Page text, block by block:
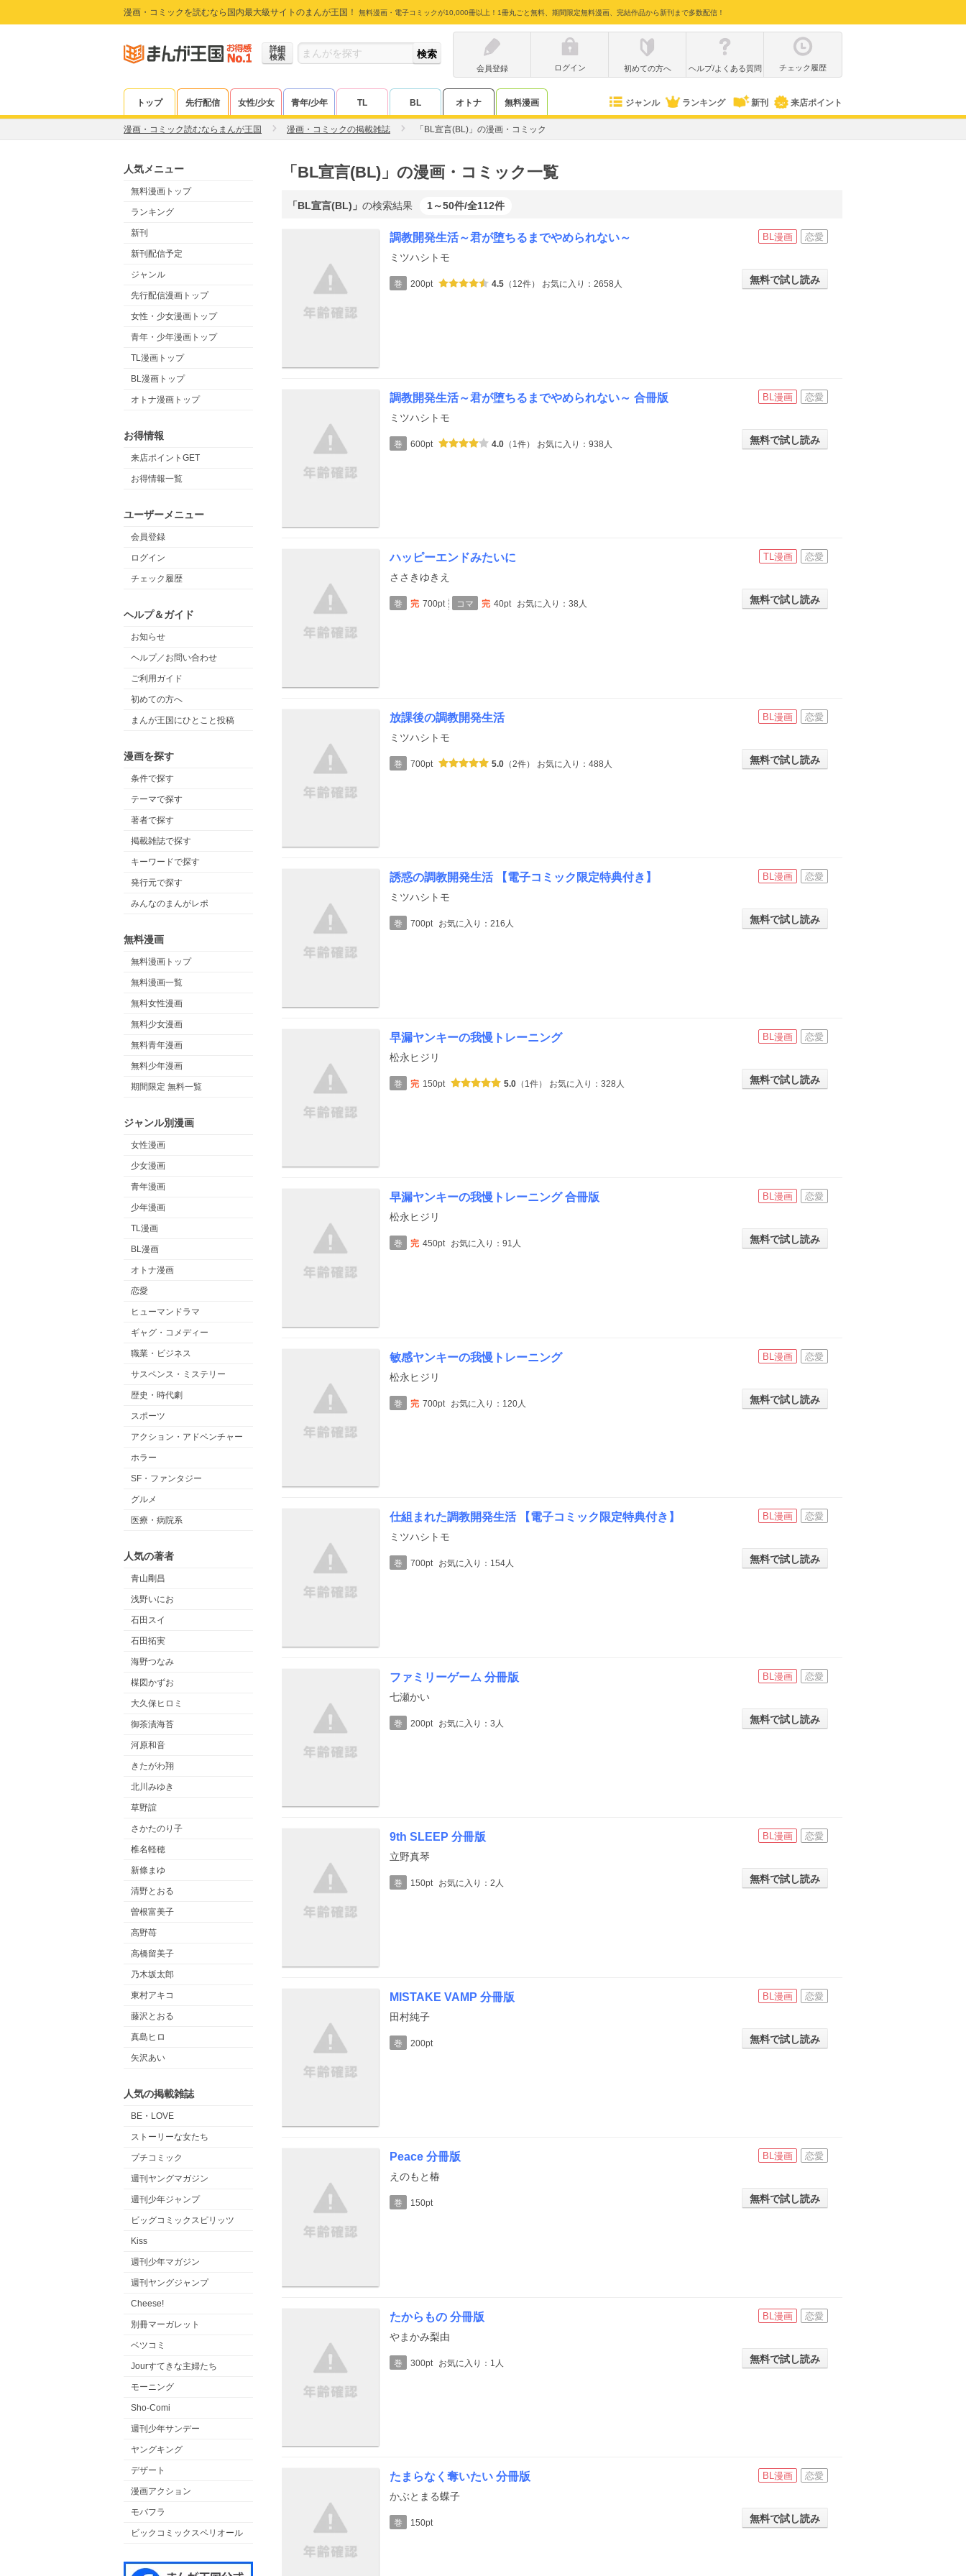
漫画・コミックを読むなら国内最大級サイトのまんが王国！ 無料漫画・電子コミックが10,000冊以上！1冊丸ごと無料、期間限定無料漫画、完結作品から新刊まで多数配信！
詳細
検索
会員登録
ログイン 初めての方へ ヘルプ/よくある質問 チェック履歴
トップ 先行配信 女性/少女 青年/少年 TL BL オトナ 無料漫画 ジャンル ランキング 新刊 来店ポイント
漫画・コミック読むならまんが王国 漫画・コミックの掲載雑誌 「BL宣言(BL)」の漫画・コミック
人気メニュー
無料漫画トップ
ランキング
新刊
新刊配信予定
ジャンル
先行配信漫画トップ
女性・少女漫画トップ
青年・少年漫画トップ
TL漫画トップ
BL漫画トップ
オトナ漫画トップ
お得情報
来店ポイントGET
お得情報一覧
ユーザーメニュー
会員登録
ログイン
チェック履歴
ヘルプ＆ガイド
お知らせ
ヘルプ／お問い合わせ
ご利用ガイド
初めての方へ
まんが王国にひとこと投稿
漫画を探す
条件で探す
テーマで探す
著者で探す
掲載雑誌で探す
キーワードで探す
発行元で探す
みんなのまんがレポ
無料漫画
無料漫画トップ
無料漫画一覧
無料女性漫画
無料少女漫画
無料青年漫画
無料少年漫画
期間限定 無料一覧
ジャンル別漫画
女性漫画
少女漫画
青年漫画
少年漫画
TL漫画
BL漫画
オトナ漫画
恋愛
ヒューマンドラマ
ギャグ・コメディー
職業・ビジネス
サスペンス・ミステリー
歴史・時代劇
スポーツ
アクション・アドベンチャー
ホラー
SF・ファンタジー
グルメ
医療・病院系
人気の著者
青山剛昌
浅野いにお
石田スイ
石田拓実
海野つなみ
楳図かずお
大久保ヒロミ
御茶漬海苔
河原和音
きたがわ翔
北川みゆき
草野誼
さかたのり子
椎名軽穂
新條まゆ
清野とおる
曽根富美子
高野苺
高橋留美子
乃木坂太郎
東村アキコ
藤沢とおる
真島ヒロ
矢沢あい
人気の掲載雑誌
BE・LOVE
ストーリーな女たち
プチコミック
週刊ヤングマガジン
週刊少年ジャンプ
ビッグコミックスピリッツ
Kiss
週刊少年マガジン
週刊ヤングジャンプ
Cheese!
別冊マーガレット
ベツコミ
Jourすてきな主婦たち
モーニング
Sho-Comi
週刊少年サンデー
ヤングキング
デザート
漫画アクション
モバフラ
ビックコミックスペリオール
「BL宣言(BL)」の漫画・コミック一覧
「BL宣言(BL)」 の検索結果 1～50件/全112件
BL漫画 恋愛
調教開発生活～君が堕ちるまでやめられない～
ミツハシトモ
無料で試し読み
巻 200pt 4.5 （12件） お気に入り：2658人
BL漫画 恋愛
調教開発生活～君が堕ちるまでやめられない～ 合冊版
ミツハシトモ
無料で試し読み
巻 600pt 4.0 （1件） お気に入り：938人
TL漫画 恋愛
ハッピーエンドみたいに
ささきゆきえ
無料で試し読み
巻 完 700pt コマ 完 40pt お気に入り：38人
BL漫画 恋愛
放課後の調教開発生活
ミツハシトモ
無料で試し読み
巻 700pt 5.0 （2件） お気に入り：488人
BL漫画 恋愛
誘惑の調教開発生活 【電子コミック限定特典付き】
ミツハシトモ
無料で試し読み
巻 700pt お気に入り：216人
BL漫画 恋愛
早漏ヤンキーの我慢トレーニング
松永ヒジリ
無料で試し読み
巻 完 150pt 5.0 （1件） お気に入り：328人
BL漫画 恋愛
早漏ヤンキーの我慢トレーニング 合冊版
松永ヒジリ
無料で試し読み
巻 完 450pt お気に入り：91人
BL漫画 恋愛
敏感ヤンキーの我慢トレーニング
松永ヒジリ
無料で試し読み
巻 完 700pt お気に入り：120人
BL漫画 恋愛
仕組まれた調教開発生活 【電子コミック限定特典付き】
ミツハシトモ
無料で試し読み
巻 700pt お気に入り：154人
BL漫画 恋愛
ファミリーゲーム 分冊版
七瀬かい
無料で試し読み
巻 200pt お気に入り：3人
BL漫画 恋愛
9th SLEEP 分冊版
立野真琴
無料で試し読み
巻 150pt お気に入り：2人
BL漫画 恋愛
MISTAKE VAMP 分冊版
田村純子
無料で試し読み
巻 200pt
BL漫画 恋愛
Peace 分冊版
えのもと椿
無料で試し読み
巻 150pt
BL漫画 恋愛
たからもの 分冊版
やまかみ梨由
無料で試し読み
巻 300pt お気に入り：1人
BL漫画 恋愛
たまらなく奪いたい 分冊版
かぶとまる蝶子
無料で試し読み
巻 150pt